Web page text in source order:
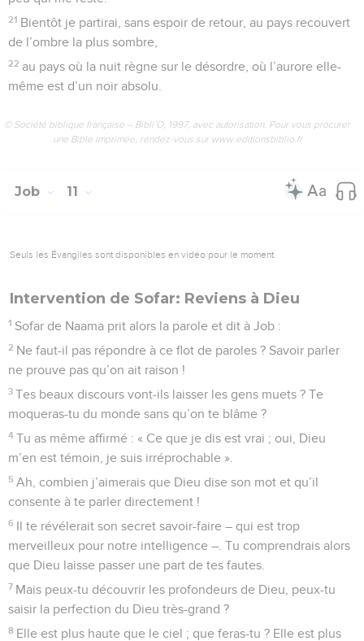
21 Bientôt je partirai, sans espoir de retour, au pays recouvert
de l’ombre la plus sombre,
22 au pays où la nuit règne sur le désordre, où l’aurore elle-
même est d’un noir absolu.
© Société biblique française – Bibli’O, 1997, avec autorisation. Pour vous procurer
une Bible imprimée, rendez-vous sur www.editionsbiblio.fr
Job 11
Seuls les Évangiles sont disponibles en vidéo pour le moment.
Intervention de Sofar: Reviens à Dieu
1 Sofar de Naama prit alors la parole et dit à Job :
2 Ne faut-il pas répondre à ce flot de paroles ? Savoir parler
ne prouve pas qu’on ait raison !
3 Tes beaux discours vont-ils laisser les gens muets ? Te
moqueras-tu du monde sans qu’on te blâme ?
4 Tu as même affirmé : « Ce que je dis est vrai ; oui, Dieu
m’en est témoin, je suis irréprochable ».
5 Ah, combien j’aimerais que Dieu dise son mot et qu’il
consente à te parler directement !
6 Il te révélerait son secret savoir-faire – qui est trop
merveilleux pour notre intelligence –. Tu comprendrais alors
que Dieu laisse passer une part de tes fautes.
7 Mais peux-tu découvrir les profondeurs de Dieu, peux-tu
saisir la perfection du Dieu très-grand ?
8 Elle est plus haute que le ciel ; que feras-tu ? Elle est plus